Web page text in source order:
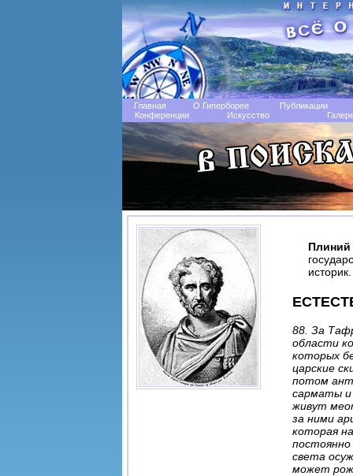
Главная О Гиперборее
Публикации
Конференции
Искусство
историк.
88. За
области
которых
царские
потом
сарматы и
живут
за ними
которая
света
может